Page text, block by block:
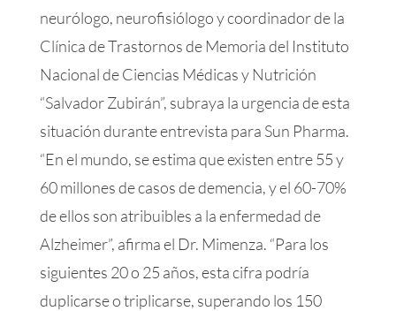
neurólogo, neurofisiólogo y coordinador de la
Clínica de Trastornos de Memoria del Instituto
Nacional de Ciencias Médicas y Nutrición
“Salvador Zubirán”, subraya la urgencia de esta
situación durante entrevista para Sun Pharma.
“En el mundo, se estima que existen entre 55 y
60 millones de casos de demencia, y el 60-70%
de ellos son atribuibles a la enfermedad de
Alzheimer”, afirma el Dr. Mimenza. “Para los
siguientes 20 o 25 años, esta cifra podría
duplicarse o triplicarse, superando los 150